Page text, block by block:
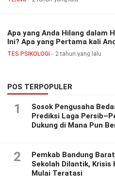
Apa yang Anda Hilang dalam
Ini? Apa yang Pertama kali
TES PSIKOLOGI 2 tahun yang lalu
POS TERPOPULER
1
Sosok Pengusaha
Prediksi Laga
Dukung di Mana Pun
2
Pemkab Bandung
Sekolah Dilantik, Krisis
Mulai Teratasi